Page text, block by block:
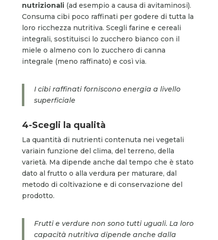
nutrizionali (ad esempio a causa di avitaminosi).
Consuma cibi poco raffinati per godere di tutta la
loro ricchezza nutritiva. Scegli farine e cereali
integrali, sostituisci lo zucchero bianco con il
miele o almeno con lo zucchero di canna
integrale (meno raffinato) e così via.
I cibi raffinati forniscono energia a livello
superficiale
4-Scegli la qualità
La quantità di nutrienti contenuta nei vegetali
variain funzione del clima, del terreno, della
varietà. Ma dipende anche dal tempo che è stato
dato al frutto o alla verdura per maturare, dal
metodo di coltivazione e di conservazione del
prodotto.
Frutti e verdure non sono tutti uguali. La loro
capacità nutritiva dipende anche dalla